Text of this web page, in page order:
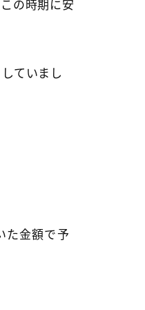
の時期に安
ていまし
た金額で予